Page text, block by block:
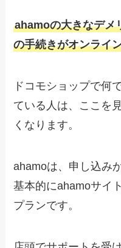
ahamoの大きなデメ
の手続きがオンライ
ドコモショップで何
ている人は、ここを
くなります。
ahamoは、申し込み
基本的にahamoサイ
プランです。